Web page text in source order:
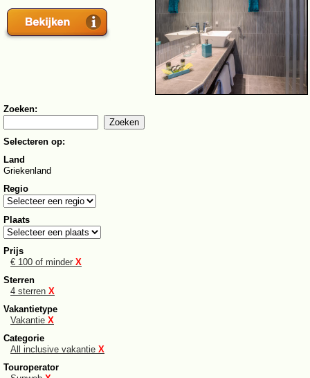
Zoeken:
Selecteren op:
Land
Griekenland
Regio
Plaats
Prijs
€ 100 of minder X
Sterren
4 sterren X
Vakantietype
Vakantie X
Categorie
All inclusive vakantie X
Touroperator